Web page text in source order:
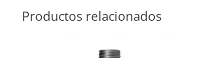
Productos relacionados